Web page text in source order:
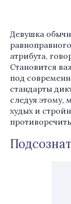
Девушка
атрибута,
Становится
под
стандарты
следуя этому,
худых и